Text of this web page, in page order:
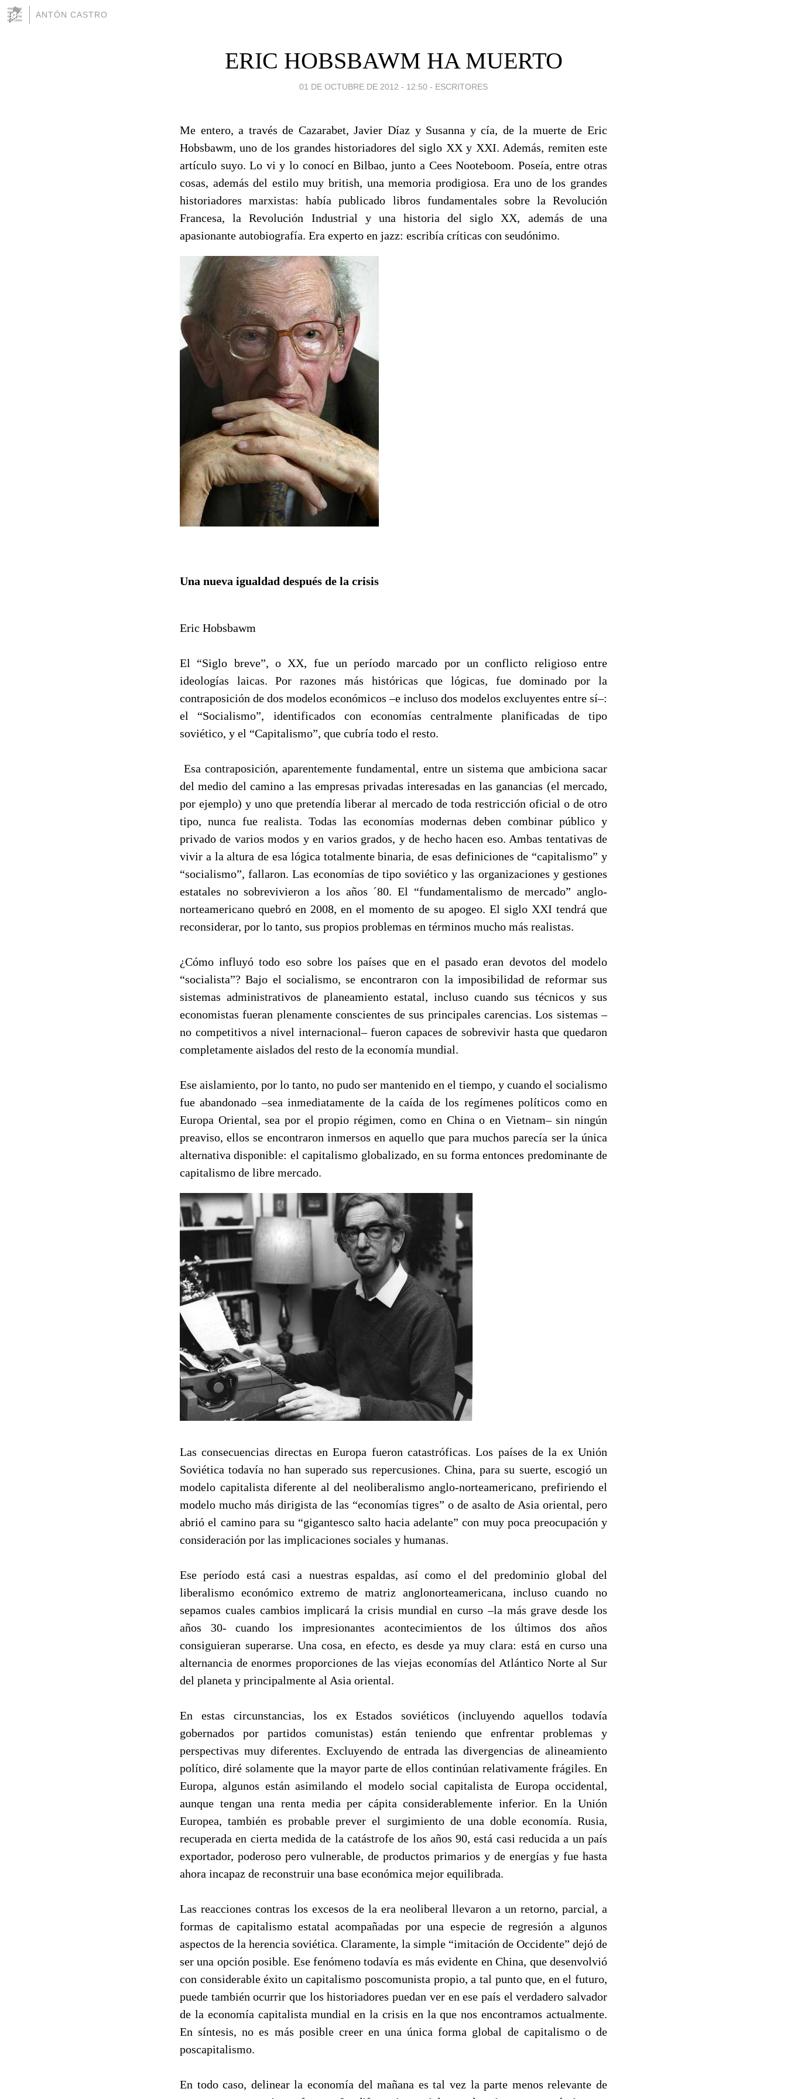
ANTÓN CASTRO
ERIC HOBSBAWM HA MUERTO
01 DE OCTUBRE DE 2012 - 12:50 - ESCRITORES
Me entero, a través de Cazarabet, Javier Díaz y Susanna y cía, de la muerte de Eric
Hobsbawm, uno de los grandes historiadores del siglo XX y XXI. Además, remiten este
artículo suyo. Lo vi y lo conocí en Bilbao, junto a Cees Nooteboom. Poseía, entre otras
cosas, además del estilo muy british, una memoria prodigiosa. Era uno de los grandes
historiadores marxistas: había publicado libros fundamentales sobre la Revolución
Francesa, la Revolución Industrial y una historia del siglo XX, además de una
apasionante autobiografía. Era experto en jazz: escribía críticas con seudónimo.
Una nueva igualdad después de la crisis
Eric Hobsbawm
El “Siglo breve”, o XX, fue un período marcado por un conflicto religioso entre
ideologías laicas. Por razones más históricas que lógicas, fue dominado por la
contraposición de dos modelos económicos –e incluso dos modelos excluyentes entre sí–:
el “Socialismo”, identificados con economías centralmente planificadas de tipo
soviético, y el “Capitalismo”, que cubría todo el resto.
Esa contraposición, aparentemente fundamental, entre un sistema que ambiciona sacar
del medio del camino a las empresas privadas interesadas en las ganancias (el mercado,
por ejemplo) y uno que pretendía liberar al mercado de toda restricción oficial o de otro
tipo, nunca fue realista. Todas las economías modernas deben combinar público y
privado de varios modos y en varios grados, y de hecho hacen eso. Ambas tentativas de
vivir a la altura de esa lógica totalmente binaria, de esas definiciones de “capitalismo” y
“socialismo”, fallaron. Las economías de tipo soviético y las organizaciones y gestiones
estatales no sobrevivieron a los años ´80. El “fundamentalismo de mercado” anglo-
norteamericano quebró en 2008, en el momento de su apogeo. El siglo XXI tendrá que
reconsiderar, por lo tanto, sus propios problemas en términos mucho más realistas.
¿Cómo influyó todo eso sobre los países que en el pasado eran devotos del modelo
“socialista”? Bajo el socialismo, se encontraron con la imposibilidad de reformar sus
sistemas administrativos de planeamiento estatal, incluso cuando sus técnicos y sus
economistas fueran plenamente conscientes de sus principales carencias. Los sistemas –
no competitivos a nivel internacional– fueron capaces de sobrevivir hasta que quedaron
completamente aislados del resto de la economía mundial.
Ese aislamiento, por lo tanto, no pudo ser mantenido en el tiempo, y cuando el socialismo
fue abandonado –sea inmediatamente de la caída de los regímenes políticos como en
Europa Oriental, sea por el propio régimen, como en China o en Vietnam– sin ningún
preaviso, ellos se encontraron inmersos en aquello que para muchos parecía ser la única
alternativa disponible: el capitalismo globalizado, en su forma entonces predominante de
capitalismo de libre mercado.
Las consecuencias directas en Europa fueron catastróficas. Los países de la ex Unión
Soviética todavía no han superado sus repercusiones. China, para su suerte, escogió un
modelo capitalista diferente al del neoliberalismo anglo-norteamericano, prefiriendo el
modelo mucho más dirigista de las “economías tigres” o de asalto de Asia oriental, pero
abrió el camino para su “gigantesco salto hacia adelante” con muy poca preocupación y
consideración por las implicaciones sociales y humanas.
Ese período está casi a nuestras espaldas, así como el del predominio global del
liberalismo económico extremo de matriz anglonorteamericana, incluso cuando no
sepamos cuales cambios implicará la crisis mundial en curso –la más grave desde los
años 30- cuando los impresionantes acontecimientos de los últimos dos años
consiguieran superarse. Una cosa, en efecto, es desde ya muy clara: está en curso una
alternancia de enormes proporciones de las viejas economías del Atlántico Norte al Sur
del planeta y principalmente al Asia oriental.
En estas circunstancias, los ex Estados soviéticos (incluyendo aquellos todavía
gobernados por partidos comunistas) están teniendo que enfrentar problemas y
perspectivas muy diferentes. Excluyendo de entrada las divergencias de alineamiento
político, diré solamente que la mayor parte de ellos continúan relativamente frágiles. En
Europa, algunos están asimilando el modelo social capitalista de Europa occidental,
aunque tengan una renta media per cápita considerablemente inferior. En la Unión
Europea, también es probable prever el surgimiento de una doble economía. Rusia,
recuperada en cierta medida de la catástrofe de los años 90, está casi reducida a un país
exportador, poderoso pero vulnerable, de productos primarios y de energías y fue hasta
ahora incapaz de reconstruir una base económica mejor equilibrada.
Las reacciones contras los excesos de la era neoliberal llevaron a un retorno, parcial, a
formas de capitalismo estatal acompañadas por una especie de regresión a algunos
aspectos de la herencia soviética. Claramente, la simple “imitación de Occidente” dejó de
ser una opción posible. Ese fenómeno todavía es más evidente en China, que desenvolvió
con considerable éxito un capitalismo poscomunista propio, a tal punto que, en el futuro,
puede también ocurrir que los historiadores puedan ver en ese país el verdadero salvador
de la economía capitalista mundial en la crisis en la que nos encontramos actualmente.
En síntesis, no es más posible creer en una única forma global de capitalismo o de
poscapitalismo.
En todo caso, delinear la economía del mañana es tal vez la parte menos relevante de